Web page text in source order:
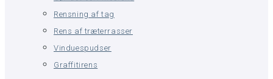
Rensning af tag
Rens af træterrasser
Vinduespudser
Graffitirens